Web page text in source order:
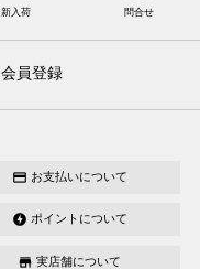
新入荷 問合せ
会員登録
credit_card お支払いについて
offline_bolt ポイントについて
store 実店舗について